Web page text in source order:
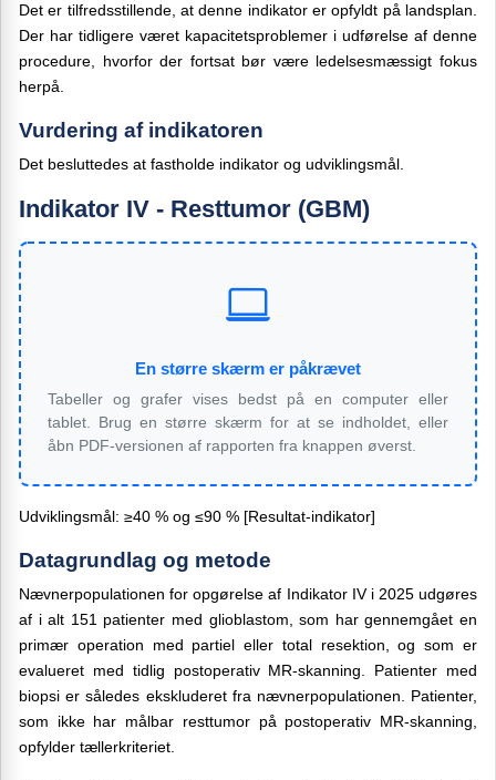
Det er tilfredsstillende, at denne indikator er opfyldt på landsplan.
Der har tidligere været kapacitetsproblemer i udførelse af denne
procedure, hvorfor der fortsat bør være ledelsesmæssigt fokus
herpå.
Vurdering af indikatoren
Det besluttedes at fastholde indikator og udviklingsmål.
Indikator IV - Resttumor (GBM)
En større skærm er påkrævet
Tabeller og grafer vises bedst på en computer eller
tablet. Brug en større skærm for at se indholdet, eller
åbn PDF-versionen af rapporten fra knappen øverst.
Udviklingsmål: ≥40 % og ≤90 % [Resultat-indikator]
Datagrundlag og metode
Nævnerpopulationen for opgørelse af Indikator IV i 2025 udgøres
af i alt 151 patienter med glioblastom, som har gennemgået en
primær operation med partiel eller total resektion, og som er
evalueret med tidlig postoperativ MR-skanning. Patienter med
biopsi er således ekskluderet fra nævnerpopulationen. Patienter,
som ikke har målbar resttumor på postoperativ MR-skanning,
opfylder tællerkriteriet.